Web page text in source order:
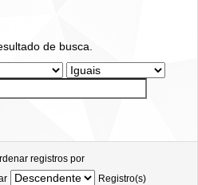
de busca.
registros por
Registro(s)